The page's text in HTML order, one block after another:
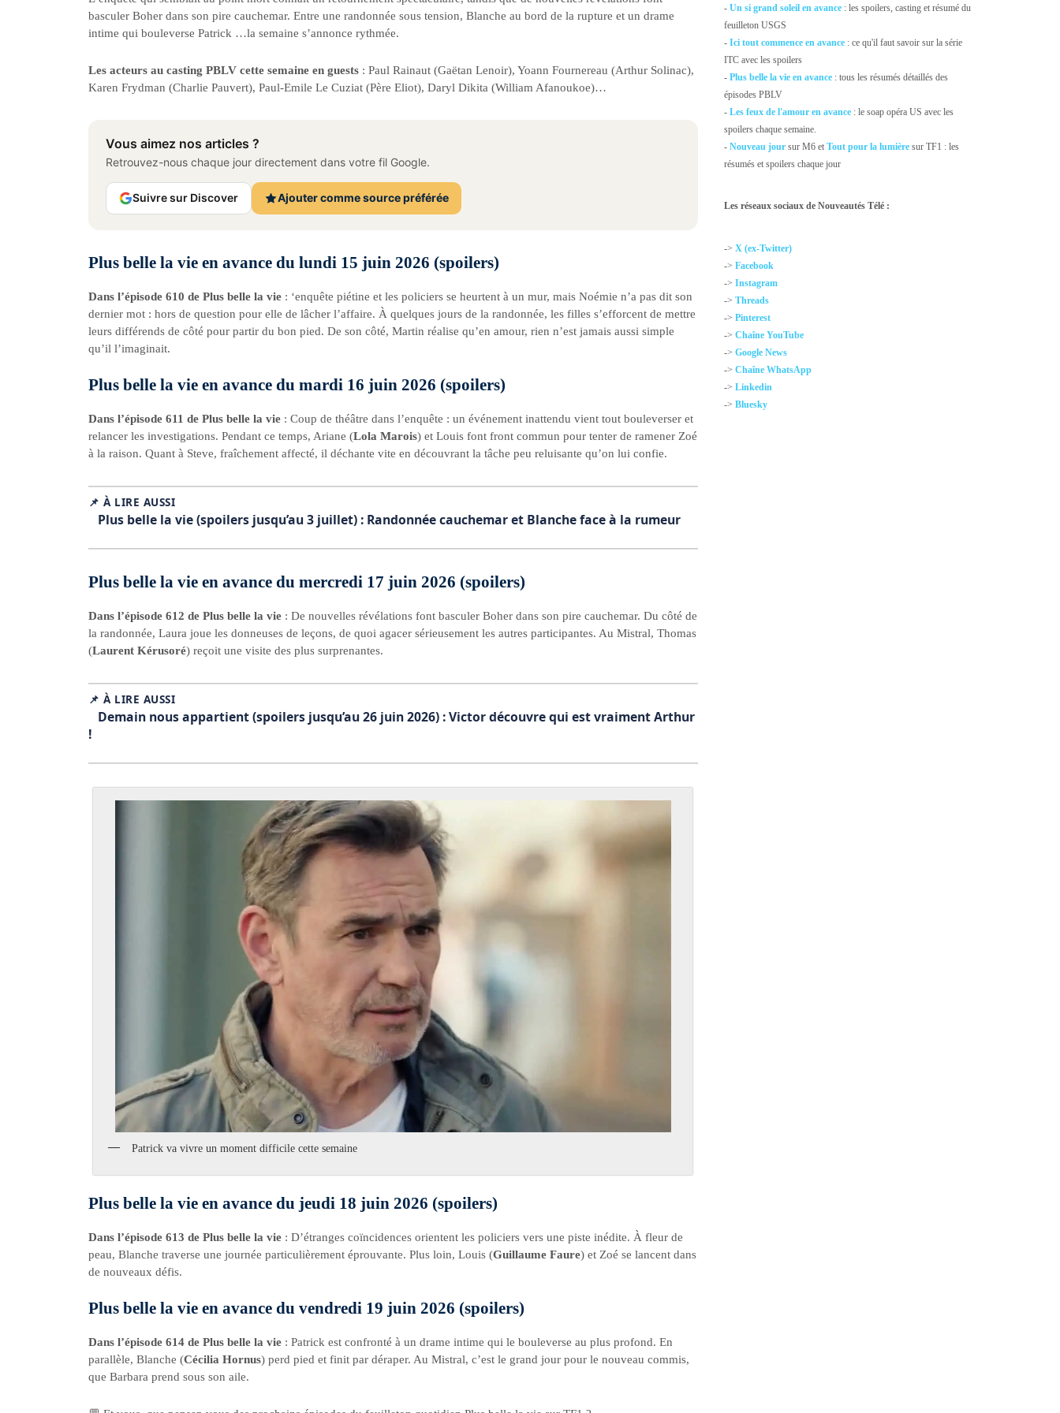
basculer Boher dans son pire cauchemar. Entre une randonnée sous tension, Blanche au bord de la rupture et un drame
intime qui bouleverse Patrick …la semaine s’annonce rythmée.
Les acteurs au casting PBLV cette semaine en guests : Paul Rainaut (Gaëtan Lenoir), Yoann Fournereau (Arthur Solinac),
Karen Frydman (Charlie Pauvert), Paul-Emile Le Cuziat (Père Eliot), Daryl Dikita (William Afanoukoe)…
Vous aimez nos articles ?
Retrouvez-nous chaque jour directement dans votre fil Google.
Suivre sur Discover Ajouter comme source préférée
Plus belle la vie en avance du lundi 15 juin 2026 (spoilers)
Dans l’épisode 610 de Plus belle la vie : ‘enquête piétine et les policiers se heurtent à un mur, mais Noémie n’a pas dit son
dernier mot : hors de question pour elle de lâcher l’affaire. À quelques jours de la randonnée, les filles s’efforcent de mettre
leurs différends de côté pour partir du bon pied. De son côté, Martin réalise qu’en amour, rien n’est jamais aussi simple
qu’il l’imaginait.
Plus belle la vie en avance du mardi 16 juin 2026 (spoilers)
Dans l’épisode 611 de Plus belle la vie : Coup de théâtre dans l’enquête : un événement inattendu vient tout bouleverser et
relancer les investigations. Pendant ce temps, Ariane (Lola Marois) et Louis font front commun pour tenter de ramener Zoé
à la raison. Quant à Steve, fraîchement affecté, il déchante vite en découvrant la tâche peu reluisante qu’on lui confie.
📌 À LIRE AUSSI
Plus belle la vie (spoilers jusqu’au 3 juillet) : Randonnée cauchemar et Blanche face à la rumeur
Plus belle la vie en avance du mercredi 17 juin 2026 (spoilers)
Dans l’épisode 612 de Plus belle la vie : De nouvelles révélations font basculer Boher dans son pire cauchemar. Du côté de
la randonnée, Laura joue les donneuses de leçons, de quoi agacer sérieusement les autres participantes. Au Mistral, Thomas
(Laurent Kérusoré) reçoit une visite des plus surprenantes.
📌 À LIRE AUSSI
Demain nous appartient (spoilers jusqu’au 26 juin 2026) : Victor découvre qui est vraiment Arthur
!
Patrick va vivre un moment difficile cette semaine
Plus belle la vie en avance du jeudi 18 juin 2026 (spoilers)
Dans l’épisode 613 de Plus belle la vie : D’étranges coïncidences orientent les policiers vers une piste inédite. À fleur de
peau, Blanche traverse une journée particulièrement éprouvante. Plus loin, Louis (Guillaume Faure) et Zoé se lancent dans
de nouveaux défis.
Plus belle la vie en avance du vendredi 19 juin 2026 (spoilers)
Dans l’épisode 614 de Plus belle la vie : Patrick est confronté à un drame intime qui le bouleverse au plus profond. En
parallèle, Blanche (Cécilia Hornus) perd pied et finit par déraper. Au Mistral, c’est le grand jour pour le nouveau commis,
que Barbara prend sous son aile.
-Un si grand soleil en avance : les spoilers, casting et résumé du
feuilleton USGS
-Ici tout commence en avance : ce qu'il faut savoir sur la série
ITC avec les spoilers
- Plus belle la vie en avance : tous les résumés détaillés des
épisodes PBLV
-Les feux de l'amour en avance : le soap opéra US avec les
spoilers chaque semaine.
-Nouveau jour sur M6 etTout pour la lumière sur TF1 : les
résumés et spoilers chaque jour
Les réseaux sociaux de Nouveautés Télé :
->X (ex-Twitter)
->Facebook
->Instagram
->Threads
->Pinterest
->Chaîne YouTube
->Google News
->Chaîne WhatsApp
->Linkedin
->Bluesky